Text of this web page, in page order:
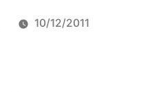
10/12/2011